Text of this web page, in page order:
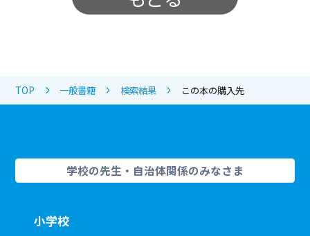
TOP 一般書籍 検索結果 この本の購入先
学校の先生・自治体関係のみなさま
小学校